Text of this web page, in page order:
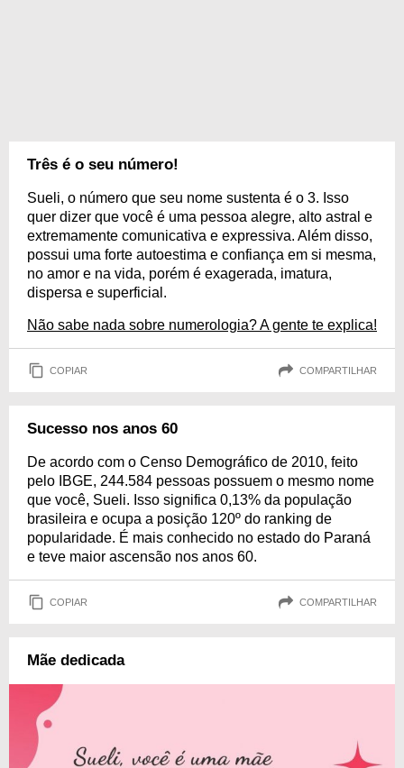
Três é o seu número!
Sueli, o número que seu nome sustenta é o 3. Isso
quer dizer que você é uma pessoa alegre, alto astral e
extremamente comunicativa e expressiva. Além disso,
possui uma forte autoestima e confiança em si mesma,
no amor e na vida, porém é exagerada, imatura,
dispersa e superficial.
Não sabe nada sobre numerologia? A gente te explica!
COPIAR COMPARTILHAR
Sucesso nos anos 60
De acordo com o Censo Demográfico de 2010, feito
pelo IBGE, 244.584 pessoas possuem o mesmo nome
que você, Sueli. Isso significa 0,13% da população
brasileira e ocupa a posição 120º do ranking de
popularidade. É mais conhecido no estado do Paraná
e teve maior ascensão nos anos 60.
COPIAR COMPARTILHAR
Mãe dedicada